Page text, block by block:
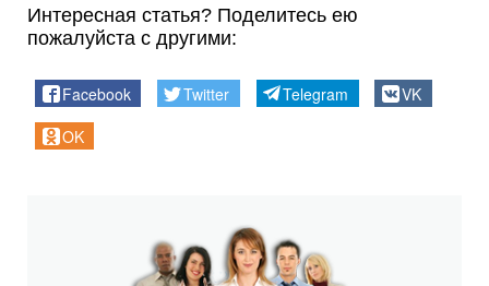
Интересная статья? Поделитесь ею
пожалуйста с другими:
Facebook Twitter Telegram
VK
OK